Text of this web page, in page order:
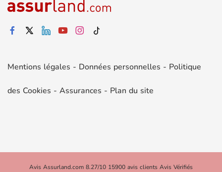
Mentions légales - Données personnelles - Politique
des Cookies - Assurances - Plan du site
Avis Assurland.com 8.27/10 15900 avis clients Avis Vérifiés